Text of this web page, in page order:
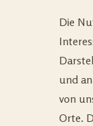
Die
und
von
Orte.